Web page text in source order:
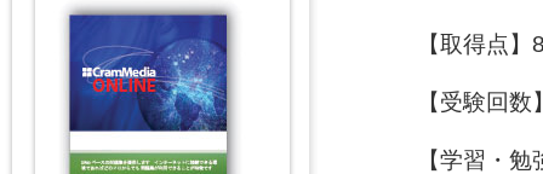
【取得点
【受験回数
【学習・